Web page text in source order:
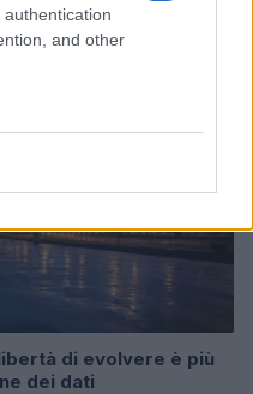
and other
di evolvere è più
dei dati